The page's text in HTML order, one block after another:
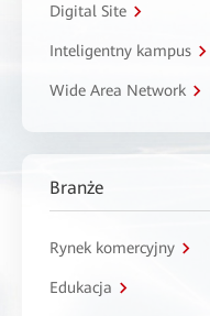
Digital Site
Inteligentny kampus
Wide Area Network
Branże
Rynek komercyjny
Edukacja